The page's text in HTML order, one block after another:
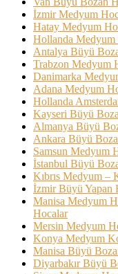
İzmir Medyum
Hatay Medyum
Hollanda Medyum
Antalya Büyü
Trabzon Medyum
Danimarka
Adana Medyum
Hollanda
Kayseri Büyü
Almanya Büyü
Ankara Büyü
Samsun Medyum
İstanbul Büyü
Kıbrıs Medyum –
İzmir Büyü Yapan
Manisa Medyum
Hocalar
Mersin Medyum
Konya Medyum
Manisa Büyü
Diyarbakır Büyü